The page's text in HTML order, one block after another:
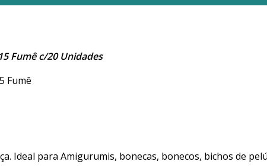
Fumê c/20 Unidades
Fumê
Ideal para Amigurumis, bonecas, bonecos, bichos de